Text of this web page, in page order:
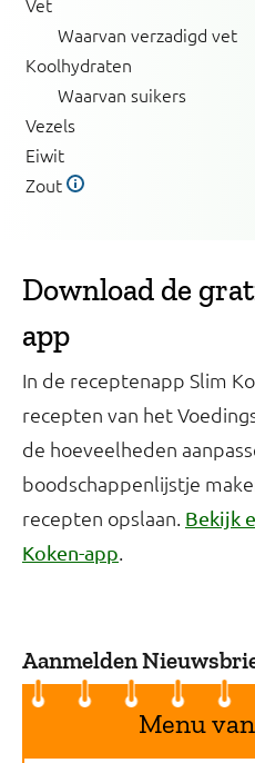
Waarvan verzadigd vet
Koolhydraten
Waarvan suikers
Vezels
Eiwit
Zout
Download de
app
In de receptenapp Slim
recepten van het
de hoeveelheden
boodschappenlijstje
recepten opslaan. Bekijk
Koken-app
Aanmelden
Menu